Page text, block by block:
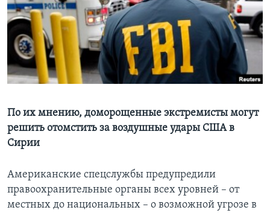
Learning English
СОЦИАЛЬНЫЕ СЕТИ
Языки
По их мнению, доморощенные экстремисты могут
решить отомстить за воздушные удары США в
Сирии
Американские спецслужбы предупредили
правоохранительные органы всех уровней – от
местных до национальных – о возможной угрозе в